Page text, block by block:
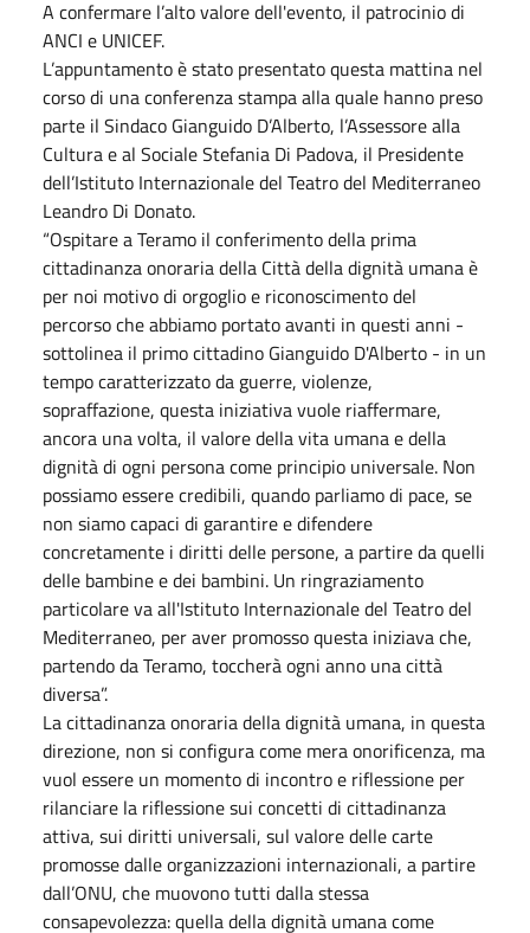
A confermare l’alto valore dell'evento, il patrocinio di
ANCI e UNICEF.
L’appuntamento è stato presentato questa mattina nel
corso di una conferenza stampa alla quale hanno preso
parte il Sindaco Gianguido D’Alberto, l’Assessore alla
Cultura e al Sociale Stefania Di Padova, il Presidente
dell’Istituto Internazionale del Teatro del Mediterraneo
Leandro Di Donato.
“Ospitare a Teramo il conferimento della prima
cittadinanza onoraria della Città della dignità umana è
per noi motivo di orgoglio e riconoscimento del
percorso che abbiamo portato avanti in questi anni -
sottolinea il primo cittadino Gianguido D'Alberto - in un
tempo caratterizzato da guerre, violenze,
sopraffazione, questa iniziativa vuole riaffermare,
ancora una volta, il valore della vita umana e della
dignità di ogni persona come principio universale. Non
possiamo essere credibili, quando parliamo di pace, se
non siamo capaci di garantire e difendere
concretamente i diritti delle persone, a partire da quelli
delle bambine e dei bambini. Un ringraziamento
particolare va all'Istituto Internazionale del Teatro del
Mediterraneo, per aver promosso questa iniziava che,
partendo da Teramo, toccherà ogni anno una città
diversa”.
La cittadinanza onoraria della dignità umana, in questa
direzione, non si configura come mera onorificenza, ma
vuol essere un momento di incontro e riflessione per
rilanciare la riflessione sui concetti di cittadinanza
attiva, sui diritti universali, sul valore delle carte
promosse dalle organizzazioni internazionali, a partire
dall’ONU, che muovono tutti dalla stessa
consapevolezza: quella della dignità umana come